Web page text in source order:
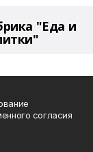
"Еда и
согласия